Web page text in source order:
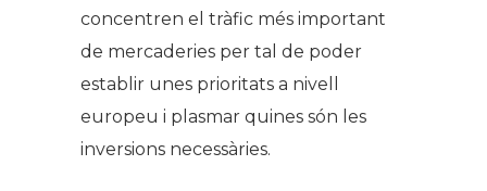
concentren el tràfic més important
de mercaderies per tal de poder
establir unes prioritats a nivell
europeu i plasmar quines són les
inversions necessàries.